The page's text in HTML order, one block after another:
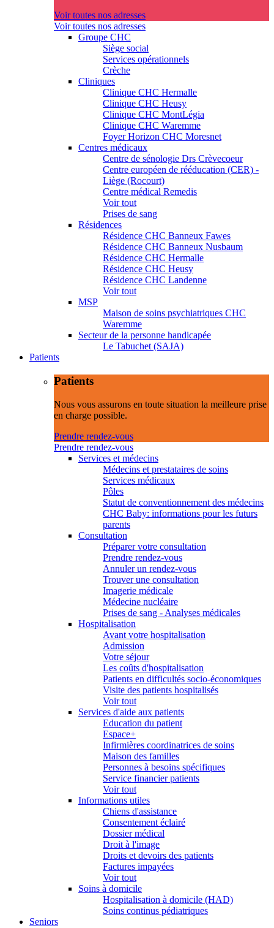
Voir toutes nos adresses
Voir toutes nos adresses
Groupe CHC
Siège social
Services opérationnels
Crèche
Cliniques
Clinique CHC Hermalle
Clinique CHC Heusy
Clinique CHC MontLégia
Clinique CHC Waremme
Foyer Horizon CHC Moresnet
Centres médicaux
Centre de sénologie Drs Crèvecoeur
Centre européen de rééducation (CER) -
Liège (Rocourt)
Centre médical Remedis
Voir tout
Prises de sang
Résidences
Résidence CHC Banneux Fawes
Résidence CHC Banneux Nusbaum
Résidence CHC Hermalle
Résidence CHC Heusy
Résidence CHC Landenne
Voir tout
MSP
Maison de soins psychiatriques CHC
Waremme
Secteur de la personne handicapée
Le Tabuchet (SAJA)
Patients
Patients
Nous vous assurons en toute situation la meilleure prise
en charge possible.
Prendre rendez-vous
Prendre rendez-vous
Services et médecins
Médecins et prestataires de soins
Services médicaux
Pôles
Statut de conventionnement des médecins
CHC Baby: informations pour les futurs
parents
Consultation
Préparer votre consultation
Prendre rendez-vous
Annuler un rendez-vous
Trouver une consultation
Imagerie médicale
Médecine nucléaire
Prises de sang - Analyses médicales
Hospitalisation
Avant votre hospitalisation
Admission
Votre séjour
Les coûts d'hospitalisation
Patients en difficultés socio-économiques
Visite des patients hospitalisés
Voir tout
Services d'aide aux patients
Education du patient
Espace+
Infirmières coordinatrices de soins
Maison des familles
Personnes à besoins spécifiques
Service financier patients
Voir tout
Informations utiles
Chiens d'assistance
Consentement éclairé
Dossier médical
Droit à l'image
Droits et devoirs des patients
Factures impayées
Voir tout
Soins à domicile
Hospitalisation à domicile (HAD)
Soins continus pédiatriques
Seniors